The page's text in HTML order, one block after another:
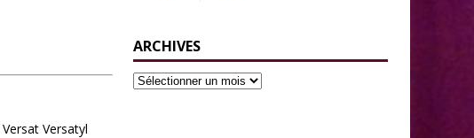
Versatyl
ARCHIVES